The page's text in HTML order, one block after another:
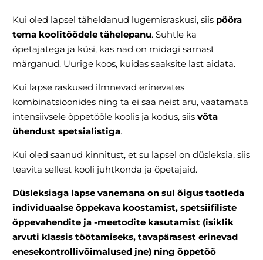
Kui oled lapsel täheldanud lugemisraskusi, siis pööra
tema koolitöödele tähelepanu. Suhtle ka
õpetajatega ja küsi, kas nad on midagi sarnast
märganud. Uurige koos, kuidas saaksite last aidata.
Kui lapse raskused ilmnevad erinevates
kombinatsioonides ning ta ei saa neist aru, vaatamata
intensiivsele õppetööle koolis ja kodus, siis võta
ühendust spetsialistiga.
Kui oled saanud kinnitust, et su lapsel on düsleksia, siis
teavita sellest kooli juhtkonda ja õpetajaid.
Düsleksiaga lapse vanemana on sul õigus taotleda
individuaalse õppekava koostamist, spetsiifiliste
õppevahendite ja -meetodite kasutamist (isiklik
arvuti klassis töötamiseks, tavapärasest erinevad
enesekontrollivõimalused jne) ning õppetöö